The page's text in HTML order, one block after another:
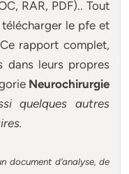
RAR, PDF).. Tout
le pfe et
rapport complet,
dans leurs propres
Neurochirurgie
quelques autres
document d’analyse, de